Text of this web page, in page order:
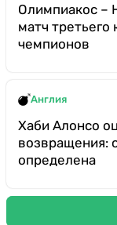
Олимпиакос –
матч третьего
чемпионов
Англия
Хаби Алонсо
возвращения:
определена